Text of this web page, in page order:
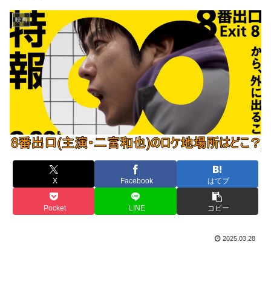
映画
X Facebook はてブ
Pocket LINE コピー
2025.03.28